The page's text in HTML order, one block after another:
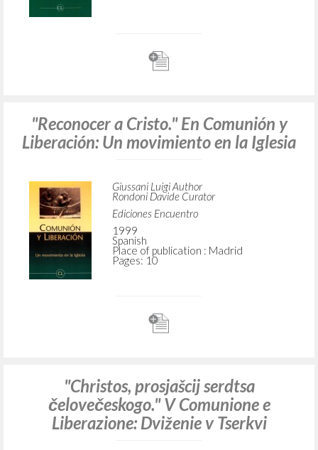
"Reconocer a Cristo." En Comunión y
Liberación: Un movimiento en la Iglesia
Giussani Luigi Author
Rondoni Davide Curator
Ediciones Encuentro
1999
Spanish
Place of publication : Madrid
Pages: 10
"Christos, prosjašcij serdtsa
čelovečeskogo." V Comunione e
Liberazione: Dviženie v Tserkvi